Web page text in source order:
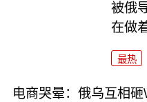
被俄
在做
最热
电商哭晕：俄乌互相